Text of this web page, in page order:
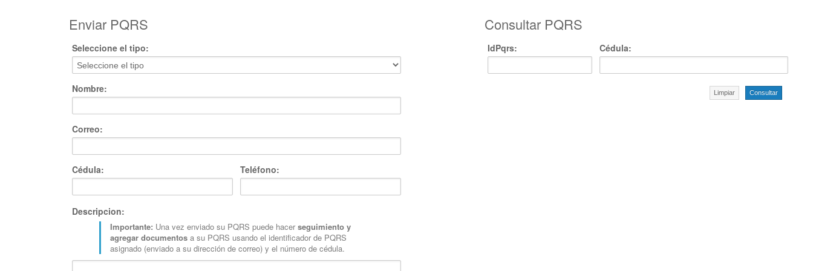
Enviar PQRS
Seleccione el tipo:
Nombre:
Correo:
Cédula: Teléfono:
Descripcion:
Importante: Una vez enviado su PQRS puede hacerseguimiento y
agregar documentosa su PQRS usando el identificador de PQRS
asignado (enviado a su dirección de correo) y el número de cédula.
Consultar PQRS
IdPqrs: Cédula:
Consultar
Limpiar